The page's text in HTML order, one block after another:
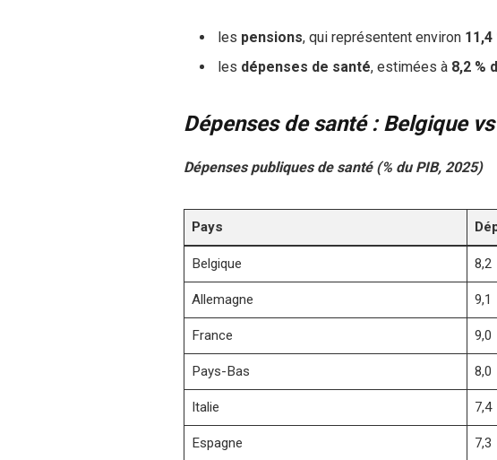
les pensions, qui représentent environ 11,4
les dépenses de santé, estimées à 8,2 %
Dépenses de santé : Belgique
Dépenses publiques de santé (% du PIB, 2025)
Pays
Belgique 8,2
Allemagne 9,1
France 9,0
Pays-Bas 8,0
Italie 7,4
Espagne 7,3